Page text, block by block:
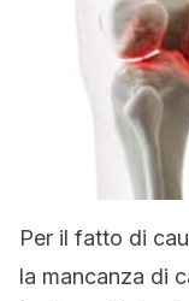
Per il fatto di
la mancanza di